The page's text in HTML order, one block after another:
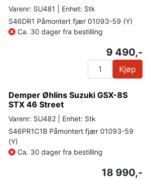
Varenr: SU481 | Enhet: Stk
S46DR1 Påmontert fjær 01093-59 (Y)
Ca. 30 dager fra bestilling
9 490,-
Kjøp
Demper Øhlins Suzuki GSX-8S
STX 46 Street
Varenr: SU482 | Enhet: Stk
S46PR1C1B Påmontert fjær 01093-59
(Y)
Ca. 30 dager fra bestilling
18 990,-